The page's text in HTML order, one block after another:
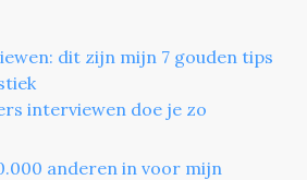
dit zijn mijn 7 gouden tips
interviewen doe je zo
anderen in voor mijn